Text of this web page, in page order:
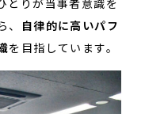
とりが当事者意識を
自律的に高いパフ
を目指しています。